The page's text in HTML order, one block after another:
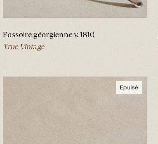
Passoire géorgienne v. 1810
True Vintage
Epuisé